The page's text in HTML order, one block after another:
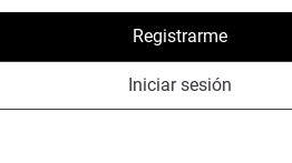
Registrarme
Iniciar sesión